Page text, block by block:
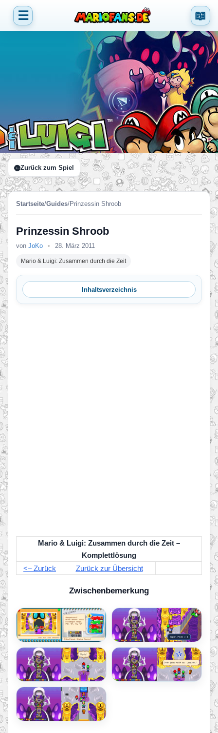
☰ 📖
Zurück zum Spiel
Startseite/Guides/Prinzessin Shroob
Prinzessin Shroob
von JoKo • 28. März 2011
Mario & Luigi: Zusammen durch die Zeit
Inhaltsverzeichnis
Mario & Luigi: Zusammen durch die Zeit –
Komplettlösung
<– Zurück
Zurück zur Übersicht
Zwischenbemerkung